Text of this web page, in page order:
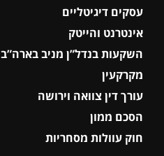
עסקים דיגיטליים
אינטרנט והייטק
השקעות בנדל”ן מניב בארה”ב
מקרקעין
עורך דין צוואה וירושה
הסכם ממון
חוק עוולות מסחריות